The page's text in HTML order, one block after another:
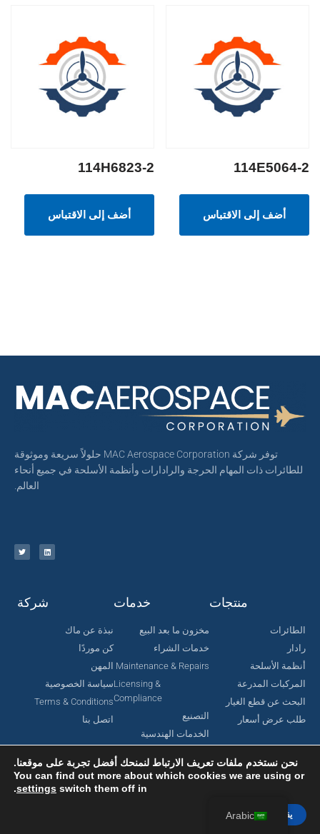
114E5064-2
أضف إلى الاقتباس
114H6823-2
أضف إلى الاقتباس
توفر شركة MAC Aerospace Corporation حلولاً سريعة وموثوقة
للطائرات ذات المهام الحرجة والرادارات وأنظمة الأسلحة في جميع أنحاء
العالم.
منتجات
الطائرات
رادار
أنظمة الأسلحة
المركبات المدرعة
البحث عن قطع الغيار
طلب عرض أسعار
خدمات
مخزون ما بعد البيع
خدمات الشراء
Maintenance & Repairs
Licensing &
Compliance
التصنيع
الخدمات الهندسية
شركة
نبذة عن ماك
كن موردًا
المهن
سياسة الخصوصية
Terms & Conditions
اتصل بنا
Arabic
نحن نستخدم ملفات تعريف الارتباط لنمنحك أفضل تجربة على موقعنا.
You can find out more about which cookies we are using or
switch them off in
settings
.
يقبل